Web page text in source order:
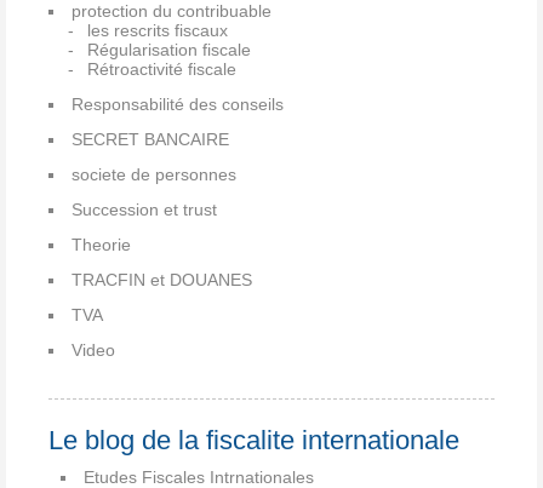
protection du contribuable
les rescrits fiscaux
Régularisation fiscale
Rétroactivité fiscale
Responsabilité des conseils
SECRET BANCAIRE
societe de personnes
Succession et trust
Theorie
TRACFIN et DOUANES
TVA
Video
Le blog de la fiscalite internationale
Etudes Fiscales Intrnationales